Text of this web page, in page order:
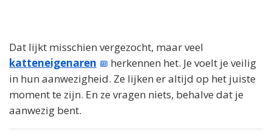
Dat lijkt misschien vergezocht, maar veel
katteneigenaren
herkennen het. Je voelt je veilig
in hun aanwezigheid. Ze lijken er altijd op het juiste
moment te zijn. En ze vragen niets, behalve dat je
aanwezig bent.